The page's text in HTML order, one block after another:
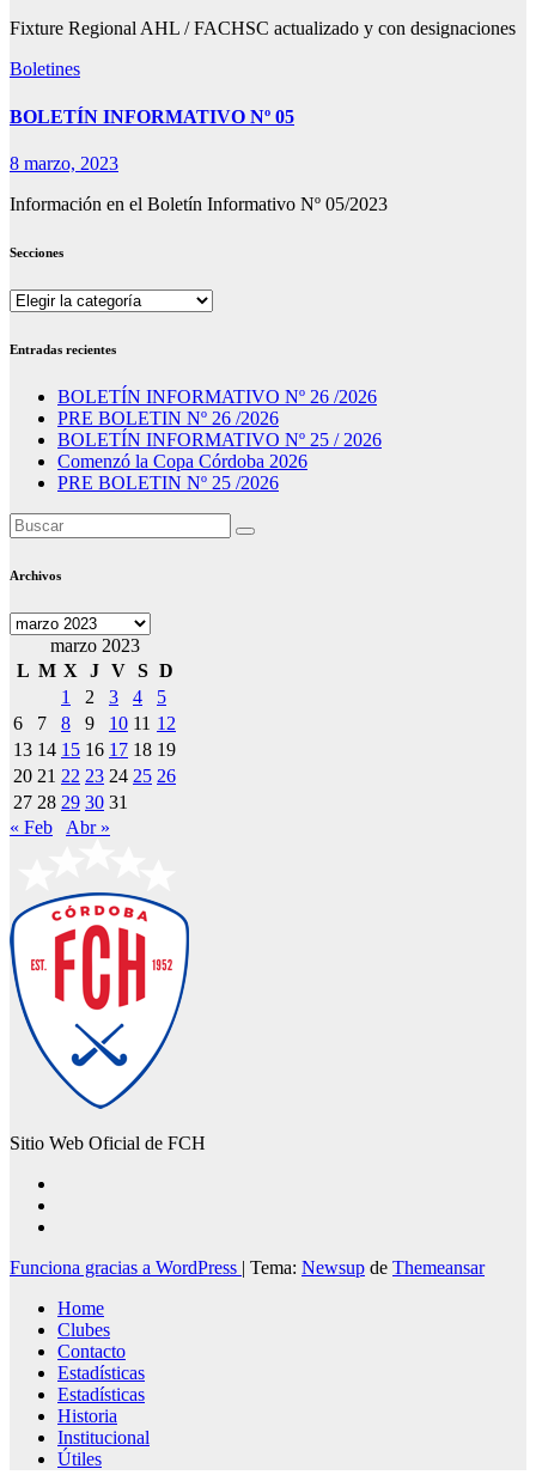
Fixture Regional AHL / FACHSC actualizado y con designaciones
Boletines
BOLETÍN INFORMATIVO Nº 05
8 marzo, 2023
Información en el Boletín Informativo Nº 05/2023
Secciones
Secciones
Entradas recientes
BOLETÍN INFORMATIVO Nº 26 /2026
PRE BOLETIN Nº 26 /2026
BOLETÍN INFORMATIVO Nº 25 / 2026
Comenzó la Copa Córdoba 2026
PRE BOLETIN Nº 25 /2026
Archivos
Archivos
marzo 2023
L M X J V S D
1
2 3 4
5
6
7 8 9 10 11 12
13 14 15 16 17 18 19
20 21 22 23 24 25 26
27 28 29 30 31
« Feb
Abr »
Sitio Web Oficial de FCH
Funciona gracias a WordPress | Tema: Newsup de Themeansar
Home
Clubes
Contacto
Estadísticas
Estadísticas
Historia
Institucional
Útiles